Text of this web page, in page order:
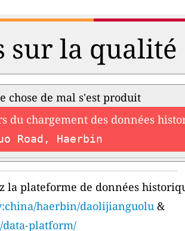
sur la
chose de mal s'est produit
du chargement des données
Road, Haerbin
la plateforme de données
haerbin/daolijianguolu&
data-platform/